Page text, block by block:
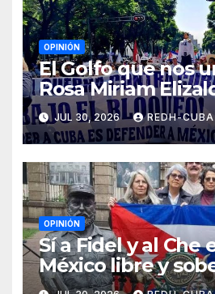
OPINIÓN
El Golfo que nos
Rosa Miriam
JUL 30, 2026 REDH-CUBA
OPINIÓN
Sí a Fidel y al Che
México libre y
Luis Manuel Arce